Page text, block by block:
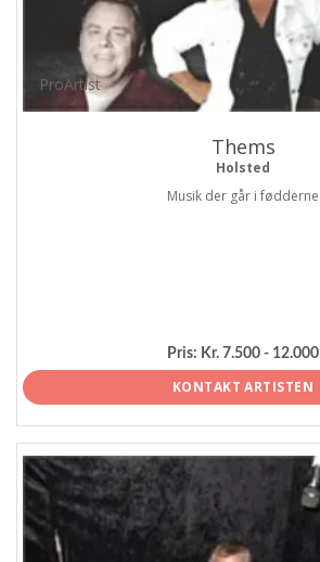
ProArtist
Thems
Holsted
Musik der går i fødderne
Pris: Kr. 7.500 - 12.000
KONTAKT ARTISTEN